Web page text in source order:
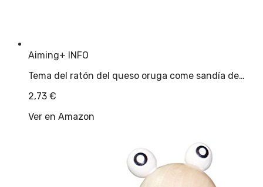
Aiming+ INFO
Tema del ratón del queso oruga come sandía de…
2,73 €
Ver en Amazon